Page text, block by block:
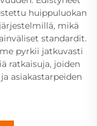
huippuluokan
mikä
standardit.
pyrkii jatkuvasti
ratkaisuja, joiden
asiakastarpeiden